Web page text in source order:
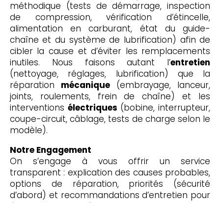
méthodique (tests de démarrage, inspection
de compression, vérification d’étincelle,
alimentation en carburant, état du guide-
chaîne et du système de lubrification) afin de
cibler la cause et d’éviter les remplacements
inutiles. Nous faisons autant l’entretien
(nettoyage, réglages, lubrification) que la
réparation mécanique(embrayage, lanceur,
joints, roulements, frein de chaîne) et les
interventions électriques (bobine, interrupteur,
coupe-circuit, câblage, tests de charge selon le
modèle).
Notre Engagement
On s’engage à vous offrir un service
transparent : explication des causes probables,
options de réparation, priorités (sécurité
d’abord) et recommandations d’entretien pour